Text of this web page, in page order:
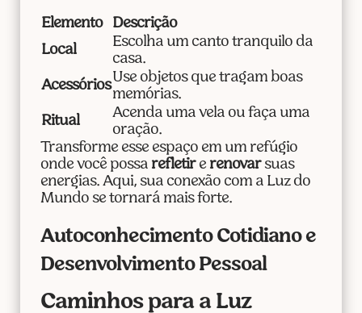
Elemento
Descrição
Local
Escolha um canto tranquilo da
casa.
Acessórios
Use objetos que tragam boas
memórias.
Ritual
Acenda uma vela ou faça uma
oração.
Transforme esse espaço em um refúgio
onde você possa refletire renovarsuas
energias. Aqui, sua conexão com a Luz do
Mundo se tornará mais forte.
Autoconhecimento Cotidiano e
Desenvolvimento Pessoal
Caminhos para a Luz